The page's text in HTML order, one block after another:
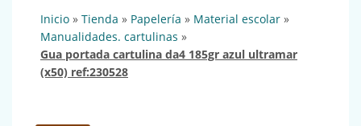
inicio » tienda » papelería » material escolar »
manualidades. cartulinas »
gua portada cartulina da4 185gr azul ultramar
(x50) ref:230528